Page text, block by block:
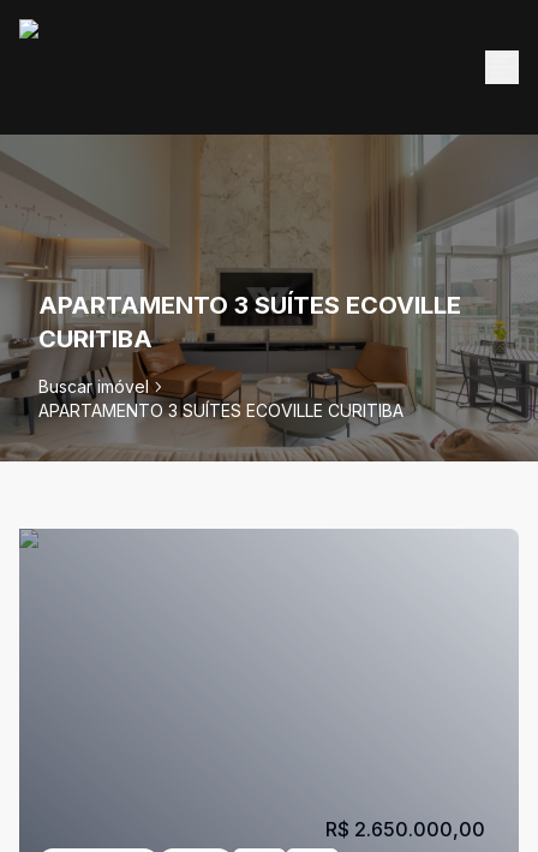
APARTAMENTO 3 SUÍTES ECOVILLE
CURITIBA
Buscar imóvel
APARTAMENTO 3 SUÍTES ECOVILLE CURITIBA
R$ 2.650.000,00